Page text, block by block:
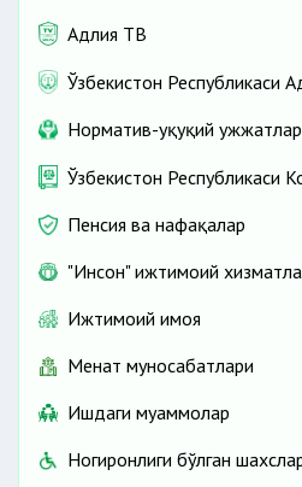
Адлия ТВ
Ўзбекистон Республикаси
Норматив-ҳуқуқий
Ўзбекистон Республикаси
Пенсия ва нафақалар
"Инсон" ижтимоий
Ижтимоий ҳимоя
Меҳнат муносабатлари
Ишдаги муаммолар
Ногиронлиги бўлган